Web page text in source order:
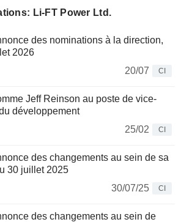
Li-FT Power Ltd.
des nominations à la direction,
2026
20/07
CI
Jeff Reinson au poste de vice-
développement
25/02
CI
des changements au sein de sa
30 juillet 2025
30/07/25
CI
des changements au sein de